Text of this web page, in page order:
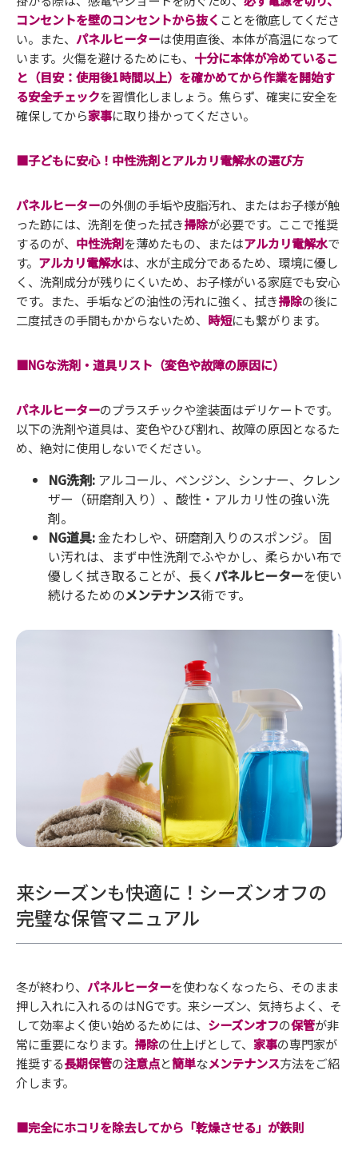
コンセントを壁のコンセントから抜く ことを徹底してくださ
い。また、 パネルヒーターは使用直後、本体が高温になって
います。火傷を避けるためにも、 十分に本体が冷めているこ
と（目安：使用後1時間以上） を確かめてから作業を開始す
る安全チェックを習慣化しましょう。焦らず、確実に安全を
確保してから家事に取り掛かってください。
■子どもに安心！中性洗剤とアルカリ電解水の選び方
パネルヒーターの外側の手垢や皮脂汚れ、またはお子様が触
った跡には、洗剤を使った拭き掃除が必要です。ここで推奨
するのが、 中性洗剤を薄めたもの、またはアルカリ電解水で
す。 アルカリ電解水は、水が主成分であるため、環境に優し
く、洗剤成分が残りにくいため、お子様がいる家庭でも安心
です。また、手垢などの油性の汚れに強く、拭き掃除の後に
二度拭きの手間もかからないため、 時短にも繋がります。
■NGな洗剤・道具リスト（変色や故障の原因に）
パネルヒーターのプラスチックや塗装面はデリケートです。
以下の洗剤や道具は、変色やひび割れ、故障の原因となるた
め、絶対に使用しないでください。
NG洗剤: アルコール、ベンジン、シンナー、クレン
ザー（研磨剤入り）、酸性・アルカリ性の強い洗
剤。
NG道具:金たわしや、研磨剤入りのスポンジ。 固
い汚れは、まず中性洗剤でふやかし、柔らかい布で
優しく拭き取ることが、長く パネルヒーターを使い
続けるためのメンテナンス術です。
来シーズンも快適に！シーズンオフの
完璧な保管マニュアル
冬が終わり、 パネルヒーターを使わなくなったら、そのまま
押し入れに入れるのはNGです。来シーズン、気持ちよく、そ
して効率よく使い始めるためには、 シーズンオフの保管が非
常に重要になります。 掃除の仕上げとして、 家事の専門家が
推奨する長期保管の注意点と簡単なメンテナンス方法をご紹
介します。
■完全にホコリを除去してから「乾燥させる」が鉄則